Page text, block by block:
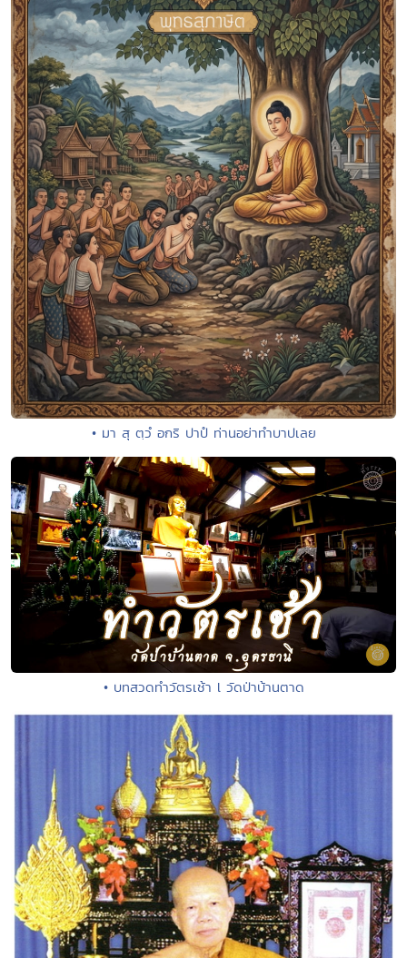
• มา สุ ตฺวํ อกริ ปาปํ ท่านอย่าทำบาปเลย
• บทสวดทำวัตรเช้า l วัดป่าบ้านตาด